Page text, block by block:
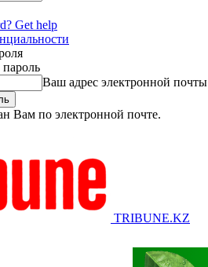
Get help
Ваш адрес электронной почты
Вам по электронной почте.
TRIBUNE.KZ